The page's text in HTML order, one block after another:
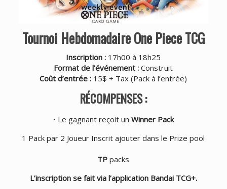
Tournoi Hebdomadaire One Piece TCG
Inscription : 17h00 à 18h25
Format de l’événement : Construit
Coût d’entrée : 15$ + Tax (Pack à l’entrée)
RÉCOMPENSES :
• Le gagnant reçoit un Winner Pack
1 Pack par 2 Joueur Inscrit ajouter dans le Prize pool
TP packs
L’inscription se fait via l’application Bandai TCG+.